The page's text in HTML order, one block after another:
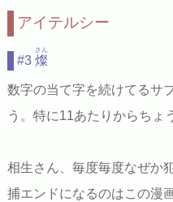
アイテルシー
#3 燦
さん
数字の当て字を続けてるサ
う。特に11あたりからちょ
相生さん、毎度毎度なぜか
捕エンドになるのはこの漫